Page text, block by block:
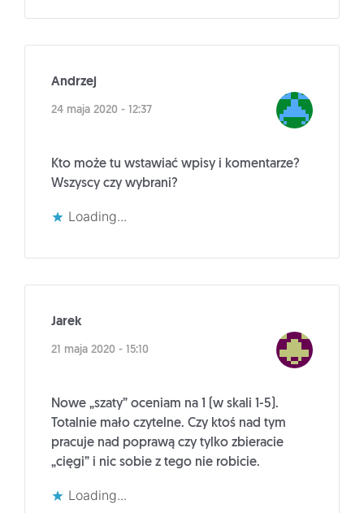
Andrzej
24 maja 2020 - 12:37
Kto może tu wstawiać wpisy i komentarze?
Wszyscy czy wybrani?
Loading...
Jarek
21 maja 2020 - 15:10
Nowe „szaty” oceniam na 1 (w skali 1-5).
Totalnie mało czytelne. Czy ktoś nad tym
pracuje nad poprawą czy tylko zbieracie
„cięgi” i nic sobie z tego nie robicie.
Loading...